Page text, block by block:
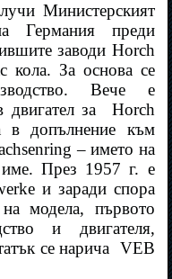
Министерският
Германия преди
заводи Horch
кола. За основа се
Вече е
за
Horch
в допълнение към
– името на
име. През 1957 г. е
и заради спора
модела, първото
и двигателя,
се нарича VEB